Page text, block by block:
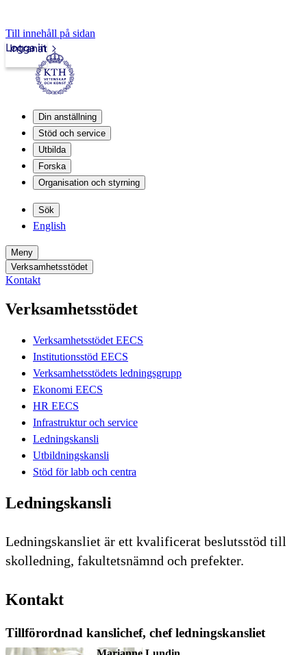
Till innehåll på sidan
Intranät
Logga in
Din anställning
Stöd och service
Utbilda
Forska
Organisation och styrning
Sök
English
Meny
Verksamhetsstödet
Kontakt
Verksamhetsstödet
Verksamhetsstödet EECS
Institutionsstöd EECS
Verksamhetsstödets ledningsgrupp
Ekonomi EECS
HR EECS
Infrastruktur och service
Ledningskansli
Utbildningskansli
Stöd för labb och centra
Ledningskansli
Ledningskansliet är ett kvalificerat beslutsstöd till
skolledning, fakultetsnämnd och prefekter.
Kontakt
Tillförordnad kanslichef, chef ledningskansliet